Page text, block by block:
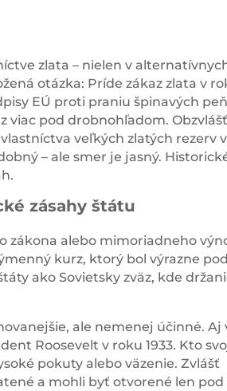
zlata – nielen v
otázka: Príde zákaz zlata v
EÚ proti praniu špinavých
viac pod drobnohľadom.
veľkých zlatých rezerv v
– ale smer je jasný.
zásahy štátu
zákona alebo mimoriadneho
kurz, ktorý bol výrazne
ako Sovietsky zväz, kde
ale nemenej účinné. Aj
Roosevelt v roku 1933. Kto
pokuty alebo väzenie. Zvlášť
a mohli byť otvorené len pod